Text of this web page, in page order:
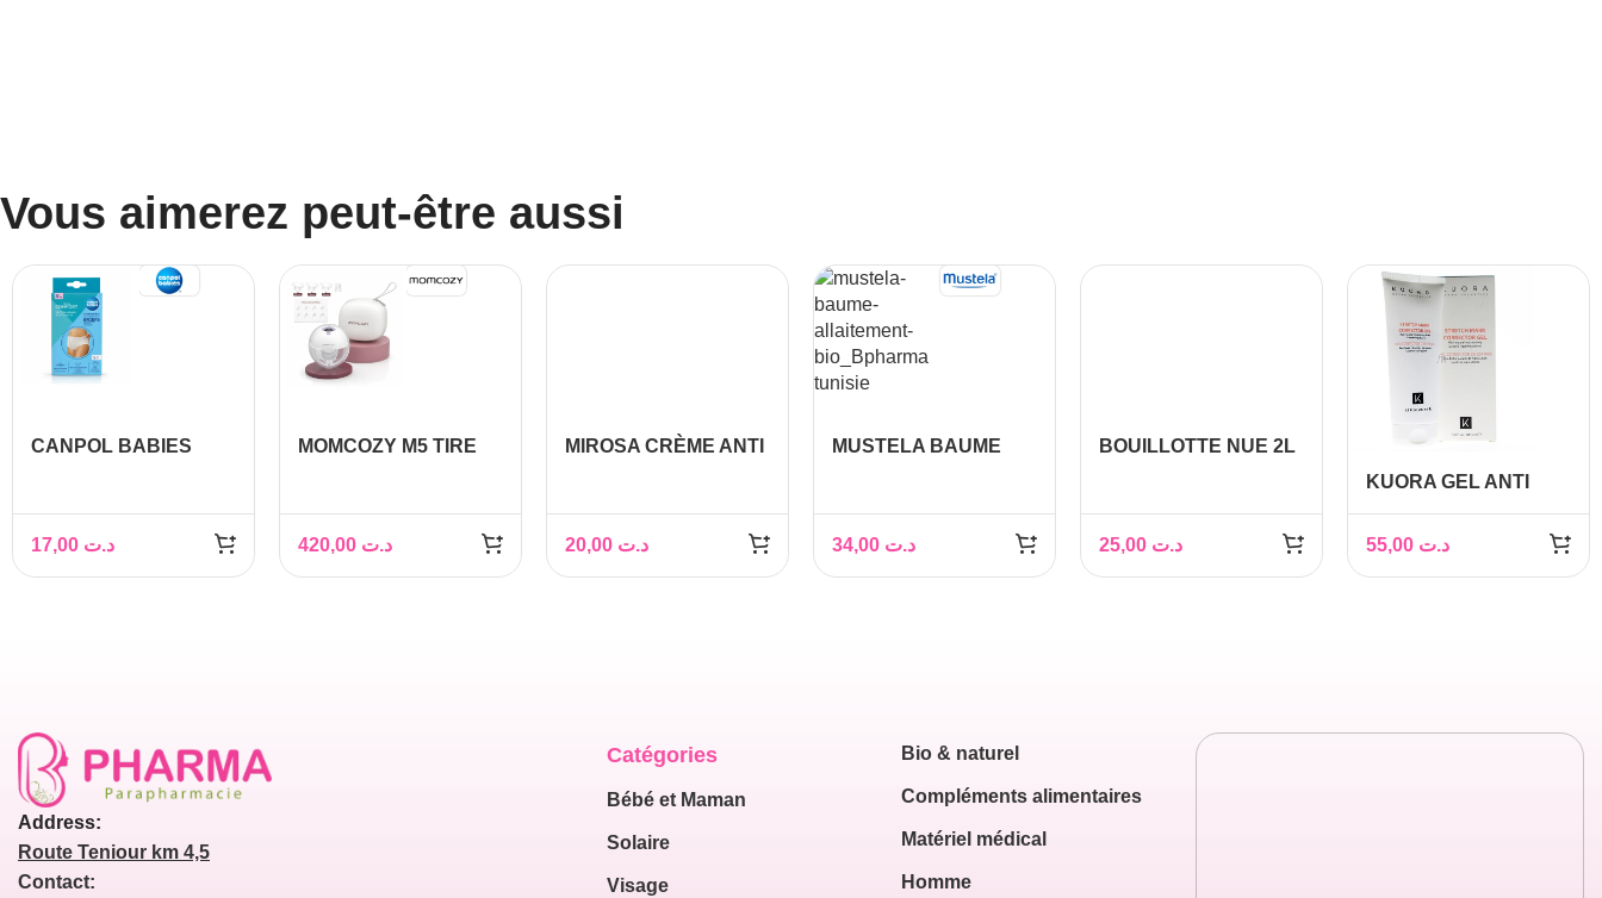
Vous aimerez peut-être aussi
CANPOL BABIES
د.ت
MOMCOZY M5 TIRE
د.ت
MIROSA CRÈME ANTI
د.ت
MUSTELA BAUME
د.ت
BOUILLOTTE NUE 2L
د.ت
KUORA GEL ANTI
د.ت
Address:
Route Teniour km 4,5
Contact:
Catégories
Bébé et Maman
Solaire
Visage
Bio & naturel
Compléments alimentaires
Matériel médical
Homme